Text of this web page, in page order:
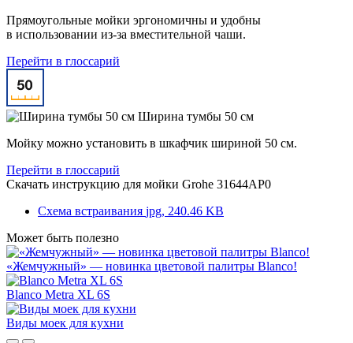
Прямоугольные мойки эргономичны и удобны
в использовании из-за вместительной чаши.
Перейти в глоссарий
Ширина тумбы 50 см
Мойку можно установить в шкафчик шириной 50 см.
Перейти в глоссарий
Скачать инструкцию для мойки Grohe 31644AP0
Схема встраивания jpg, 240.46 KB
Может быть полезно
«Жемчужный» — новинка цветовой палитры Blanco!
Blanco Metra XL 6S
Виды моек для кухни